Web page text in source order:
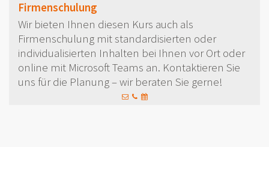
Firmenschulung
Wir bieten Ihnen diesen Kurs auch als
Firmenschulung mit standardisierten oder
individualisierten Inhalten bei Ihnen vor Ort oder
online mit Microsoft Teams an. Kontaktieren Sie
uns für die Planung – wir beraten Sie gerne!